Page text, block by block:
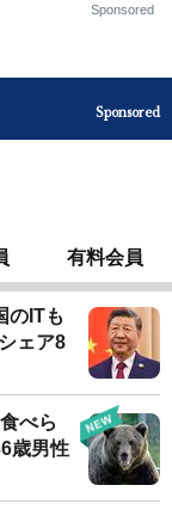
Sponsored
Sponsored
有料会員
のITも
ェア8
べら
歳男性